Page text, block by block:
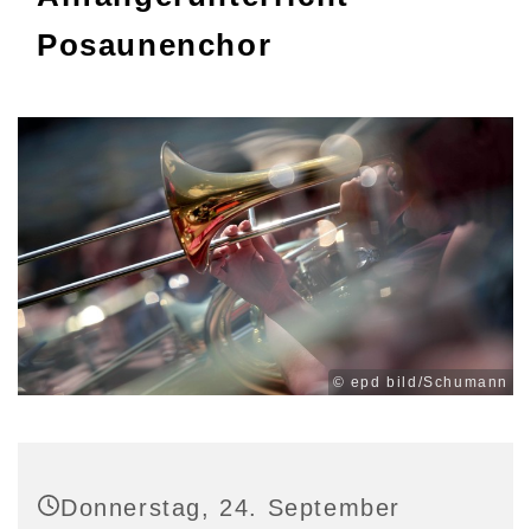
Posaunenchor
© epd bild/Schumann
Donnerstag, 24. September